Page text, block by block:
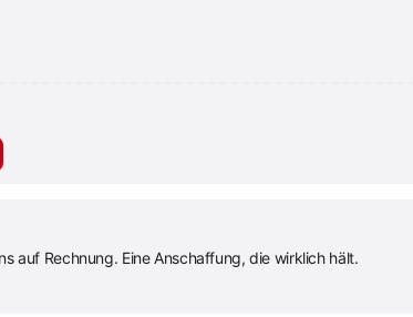
auf Rechnung. Eine Anschaffung, die wirklich hält.